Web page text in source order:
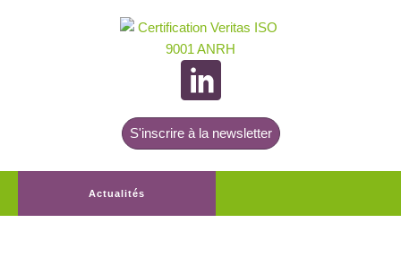
S'inscrire à la newsletter
Actualités